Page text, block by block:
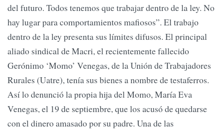
del futuro. Todos tenemos que trabajar dentro de la ley. No
hay lugar para comportamientos mafiosos”. El trabajo
dentro de la ley presenta sus límites difusos. El principal
aliado sindical de Macri, el recientemente fallecido
Gerónimo ‘Momo’ Venegas, de la Unión de Trabajadores
Rurales (Uatre), tenía sus bienes a nombre de testaferros.
Así lo denunció la propia hija del Momo, María Eva
Venegas, el 19 de septiembre, que los acusó de quedarse
con el dinero amasado por su padre. Una de las